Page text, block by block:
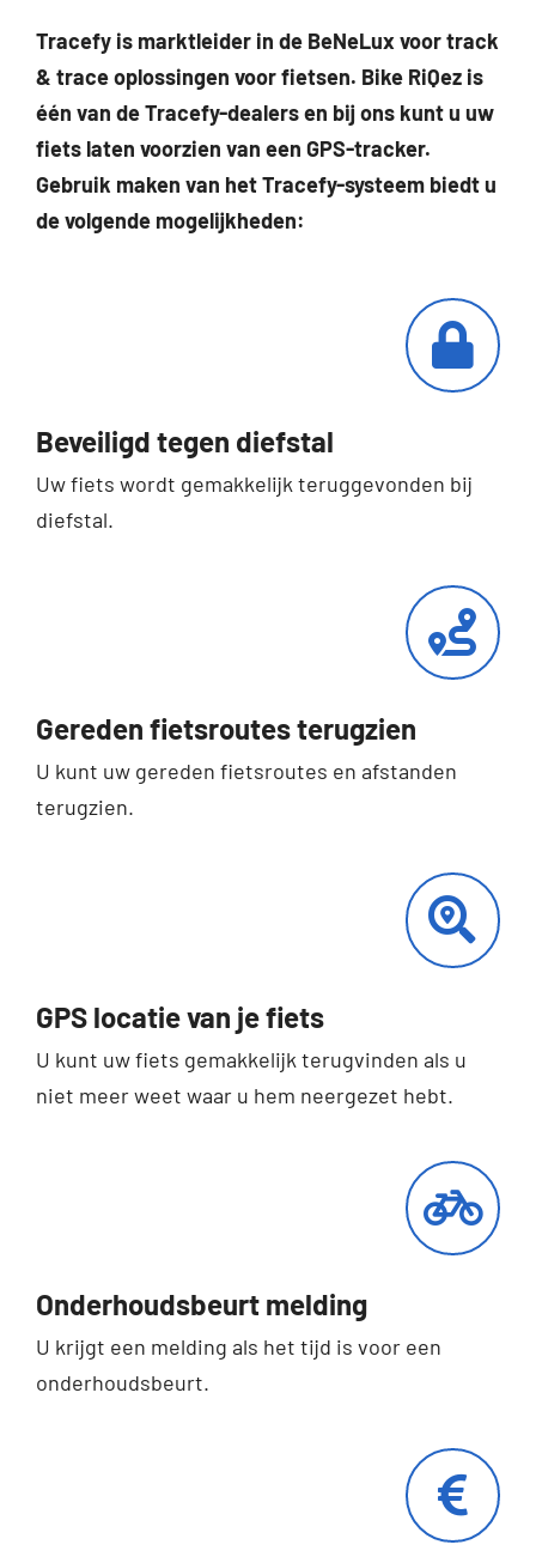
Tracefy is marktleider in de BeNeLux voor track
& trace oplossingen voor fietsen. Bike RiQez is
één van de Tracefy-dealers en bij ons kunt u uw
fiets laten voorzien van een GPS-tracker.
Gebruik maken van het Tracefy-systeem biedt u
de volgende mogelijkheden:
Beveiligd tegen diefstal
Uw fiets wordt gemakkelijk teruggevonden bij
diefstal.
Gereden fietsroutes terugzien
U kunt uw gereden fietsroutes en afstanden
terugzien.
GPS locatie van je fiets
U kunt uw fiets gemakkelijk terugvinden als u
niet meer weet waar u hem neergezet hebt.
Onderhoudsbeurt melding
U krijgt een melding als het tijd is voor een
onderhoudsbeurt.